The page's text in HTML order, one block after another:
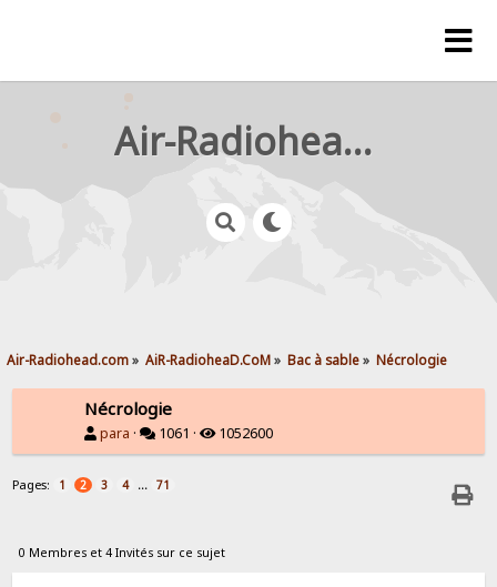
Air-Radiohead.com
Air-Radiohead.com» AiR-RadioheaD.CoM» Bac à sable» Nécrologie
Nécrologie
para · 1061 · 1052600
Pages: 1 2 3 4 ... 71
0 Membres et 4 Invités sur ce sujet